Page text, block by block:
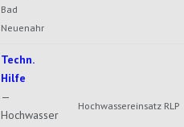
Bad
Neuenahr
Techn.
Hilfe
—
Hochwasser
Hochwassereinsatz RLP